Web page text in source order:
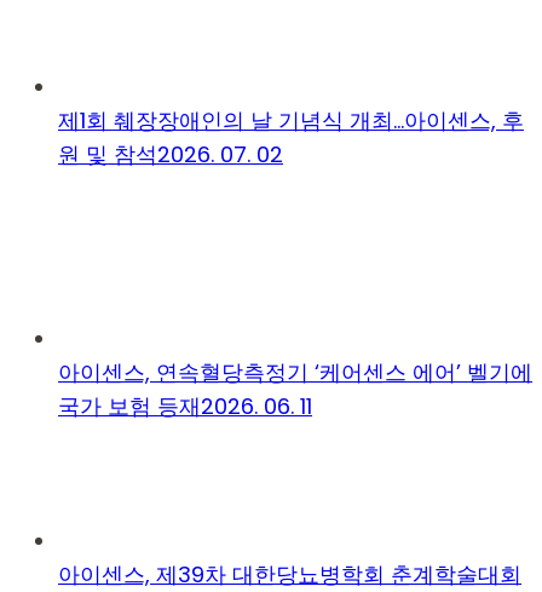
제1회 췌장장애인의 날 기념식 개최…아이센스, 후
원 및 참석2026. 07. 02
아이센스, 연속혈당측정기 ‘케어센스 에어’ 벨기에
국가 보험 등재2026. 06. 11
아이센스, 제39차 대한당뇨병학회 춘계학술대회